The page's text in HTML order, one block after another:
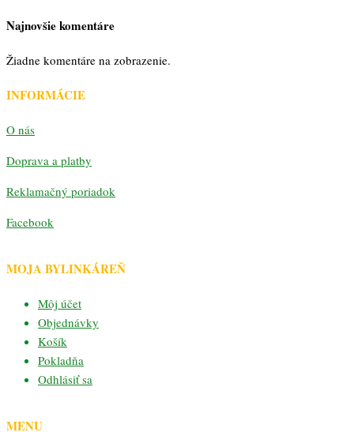
Najnovšie komentáre
Žiadne komentáre na zobrazenie.
INFORMÁCIE
O nás
Doprava a platby
Reklamačný poriadok
Facebook
MOJA BYLINKÁREŇ
Môj účet
Objednávky
Košík
Pokladňa
Odhlásiť sa
MENU